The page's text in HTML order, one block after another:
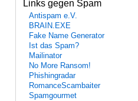
Links gegen Spam
Antispam e.V.
BRAIN.EXE
Fake Name Generator
Ist das Spam?
Mailinator
No More Ransom!
Phishingradar
RomanceScambaiter
Spamgourmet